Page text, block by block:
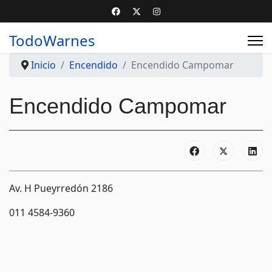
TodoWarnes
Inicio Encendido Encendido Campomar
Encendido Campomar
Av. H Pueyrredón 2186
011 4584-9360